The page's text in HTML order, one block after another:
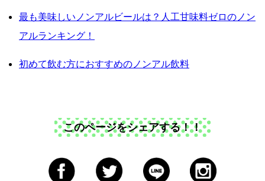
最も美味しいノンアルビールは？人工甘味料ゼロのノン
アルランキング！
初めて飲む方におすすめのノンアル飲料
このページをシェアする！！